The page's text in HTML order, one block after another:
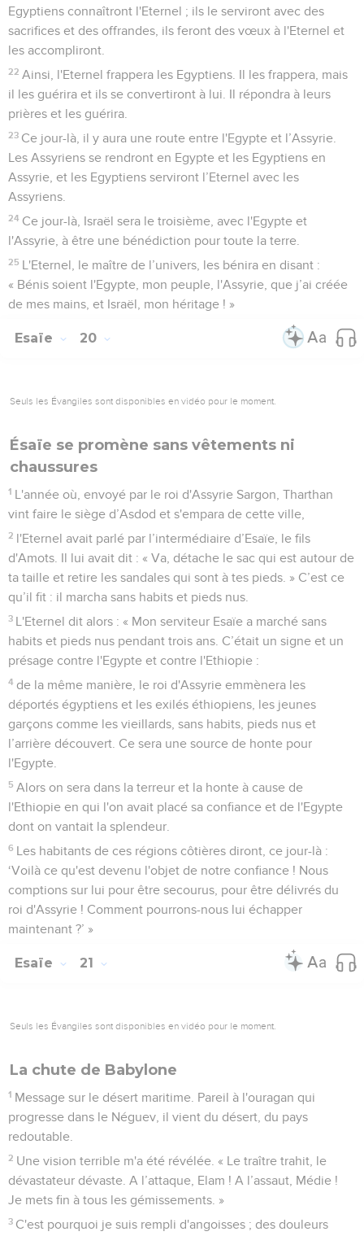
Egyptiens connaîtront l'Eternel ; ils le serviront avec des
sacrifices et des offrandes, ils feront des vœux à l'Eternel et
les accompliront.
22 Ainsi, l'Eternel frappera les Egyptiens. Il les frappera, mais
il les guérira et ils se convertiront à lui. Il répondra à leurs
prières et les guérira.
23 Ce jour-là, il y aura une route entre l'Egypte et l’Assyrie.
Les Assyriens se rendront en Egypte et les Egyptiens en
Assyrie, et les Egyptiens serviront l’Eternel avec les
Assyriens.
24 Ce jour-là, Israël sera le troisième, avec l'Egypte et
l'Assyrie, à être une bénédiction pour toute la terre.
25 L'Eternel, le maître de l’univers, les bénira en disant :
« Bénis soient l'Egypte, mon peuple, l'Assyrie, que j’ai créée
de mes mains, et Israël, mon héritage ! »
Esaïe 20
Seuls les Évangiles sont disponibles en vidéo pour le moment.
Ésaïe se promène sans vêtements ni
chaussures
1 L'année où, envoyé par le roi d'Assyrie Sargon, Tharthan
vint faire le siège d’Asdod et s'empara de cette ville,
2 l'Eternel avait parlé par l’intermédiaire d’Esaïe, le fils
d'Amots. Il lui avait dit : « Va, détache le sac qui est autour de
ta taille et retire les sandales qui sont à tes pieds. » C’est ce
qu’il fit : il marcha sans habits et pieds nus.
3 L'Eternel dit alors : « Mon serviteur Esaïe a marché sans
habits et pieds nus pendant trois ans. C’était un signe et un
présage contre l'Egypte et contre l'Ethiopie :
4 de la même manière, le roi d'Assyrie emmènera les
déportés égyptiens et les exilés éthiopiens, les jeunes
garçons comme les vieillards, sans habits, pieds nus et
l’arrière découvert. Ce sera une source de honte pour
l'Egypte.
5 Alors on sera dans la terreur et la honte à cause de
l'Ethiopie en qui l'on avait placé sa confiance et de l'Egypte
dont on vantait la splendeur.
6 Les habitants de ces régions côtières diront, ce jour-là :
‘Voilà ce qu'est devenu l'objet de notre confiance ! Nous
comptions sur lui pour être secourus, pour être délivrés du
roi d'Assyrie ! Comment pourrons-nous lui échapper
maintenant ?’ »
Esaïe 21
Seuls les Évangiles sont disponibles en vidéo pour le moment.
La chute de Babylone
1 Message sur le désert maritime. Pareil à l'ouragan qui
progresse dans le Néguev, il vient du désert, du pays
redoutable.
2 Une vision terrible m'a été révélée. « Le traître trahit, le
dévastateur dévaste. A l’attaque, Elam ! A l’assaut, Médie !
Je mets fin à tous les gémissements. »
3 C'est pourquoi je suis rempli d'angoisses ; des douleurs